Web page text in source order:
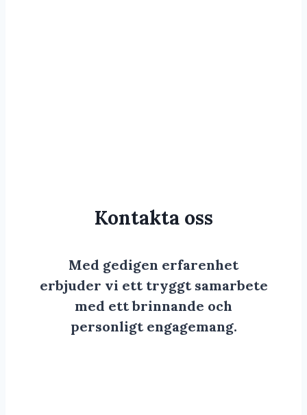
Kontakta oss
Med gedigen erfarenhet
erbjuder vi ett tryggt samarbete
med ett brinnande och
personligt engagemang.